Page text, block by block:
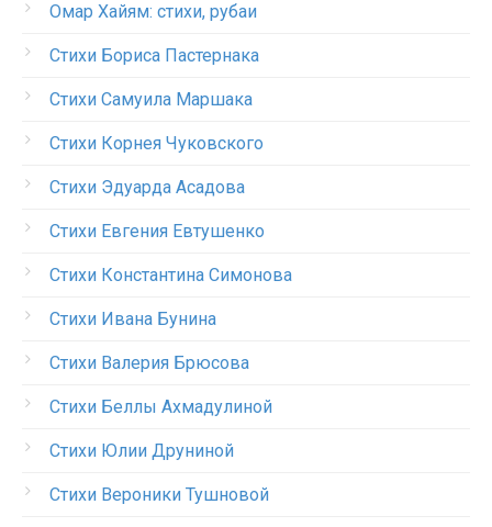
Омар Хайям: стихи, рубаи
Стихи Бориса Пастернака
Стихи Самуила Маршака
Стихи Корнея Чуковского
Стихи Эдуарда Асадова
Стихи Евгения Евтушенко
Стихи Константина Симонова
Стихи Ивана Бунина
Стихи Валерия Брюсова
Стихи Беллы Ахмадулиной
Стихи Юлии Друниной
Стихи Вероники Тушновой